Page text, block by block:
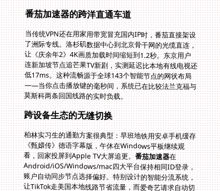
番茄加速器的跨洋直通车道
当传统VPN还在用家用带宽冒充国内IP时，番茄直接架设
了洲际专线。洛杉矶数据中心到北京骨干网的光缆直连，
让《庆余年2》4K画质加载时间缩短到1.2秒。东京用户
连新加坡节点追芒果TV新剧，实测延迟比本地有线电视还
低17ms。这种流畅源于全球143个智能节点的网状布局
——当你点击播放键的毫秒间，系统已在比较法兰克福与
莫斯科两条回国线路的实时负载。
跨设备生态的无缝切换
柏林实习生的通勤方案很典型：早班地铁用安卓手机缓存
《甄嬛传》德语字幕版，午休在Windows平板继续观
看，回家投屏到Apple TV大屏追更。番茄加速器在
Android/iOS/Windows/mac四大平台保持相同ID登录，
账户自动同步节点选择偏好。特别设计的智能分流系统，
让TikTok走美国本地线路节省流量，而爱奇艺请求自动切